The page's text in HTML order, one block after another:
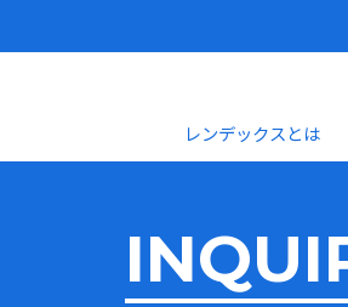
レンデックスとは